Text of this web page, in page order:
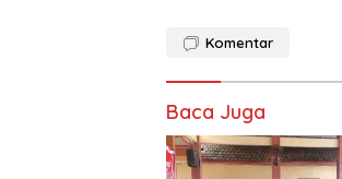
Komentar
Baca Juga